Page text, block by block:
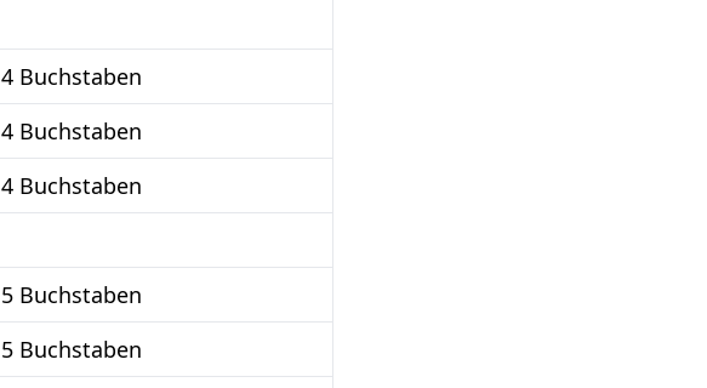
4 Buchstaben
4 Buchstaben
4 Buchstaben
5 Buchstaben
5 Buchstaben